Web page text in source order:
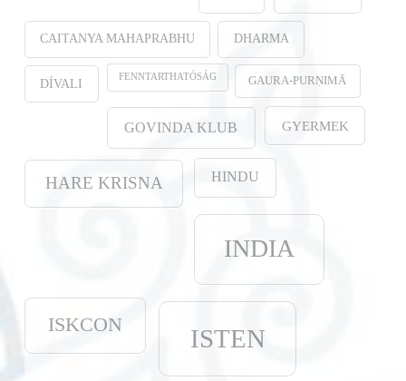
CAITANYA MAHAPRABHU DHARMA
DÍVALI FENNTARTHATÓSÁG GAURA-PURṆIMĀ
GOVINDA KLUB GYERMEK
HARE KRISNA HINDU
INDIA
ISKCON ISTEN